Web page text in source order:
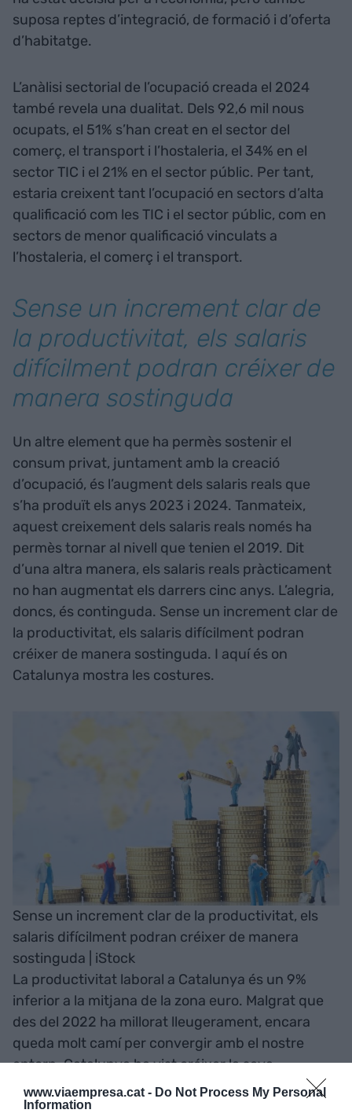
www.viaempresa.cat - Do Not Process My Personal
Information
suposa reptes d’integració, de formació i d’oferta
d’habitatge.
L’anàlisi sectorial de l’ocupació creada el 2024
també revela una dualitat. Dels 92,6 mil nous
ocupats, el 51% s’han creat en el sector del
comerç, el transport i l’hostaleria, el 34% en el
sector TIC i el 21% en el sector públic. Per tant,
estaria creixent tant l’ocupació en sectors d’alta
qualificació com les TIC i el sector públic, com en
sectors de menor qualificació vinculats a
l’hostaleria, el comerç i el transport.
Sense un increment clar de
la productivitat, els salaris
difícilment podran créixer de
manera sostinguda
Un altre element que ha permès sostenir el
consum privat, juntament amb la creació
d’ocupació, és l’augment dels salaris reals que
s’ha produït els anys 2023 i 2024. Tanmateix,
aquest creixement dels salaris reals només ha
permès tornar al nivell que tenien el 2019. Dit
d’una altra manera, els salaris reals pràcticament
no han augmentat els darrers cinc anys. L’alegria,
doncs, és continguda. Sense un increment clar de
la productivitat, els salaris difícilment podran
créixer de manera sostinguda. I aquí és on
Catalunya mostra les costures.
Sense un increment clar de la productivitat, els
salaris difícilment podran créixer de manera
sostinguda | iStock
La productivitat laboral a Catalunya és un 9%
inferior a la mitjana de la zona euro. Malgrat que
des del 2022 ha millorat lleugerament, encara
queda molt camí per convergir amb el nostre
entorn. Catalunya ha vist créixer la seva
productivitat per hora treballada un 2,4%
acumulat els anys 2022 i 2023, mentre que a